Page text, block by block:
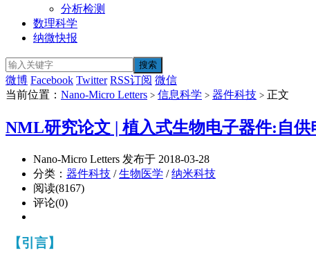
分析检测
数理科学
纳微快报
微博 Facebook Twitter RSS订阅 微信
当前位置： Nano-Micro Letters > 信息科学 > 器件科技 > 正文
NML研究论文 | 植入式生物电子器件:自
Nano-Micro Letters 发布于 2018-03-28
分类： 器件科技 /生物医学 /纳米科技
阅读(8167)
评论(0)
【引言】